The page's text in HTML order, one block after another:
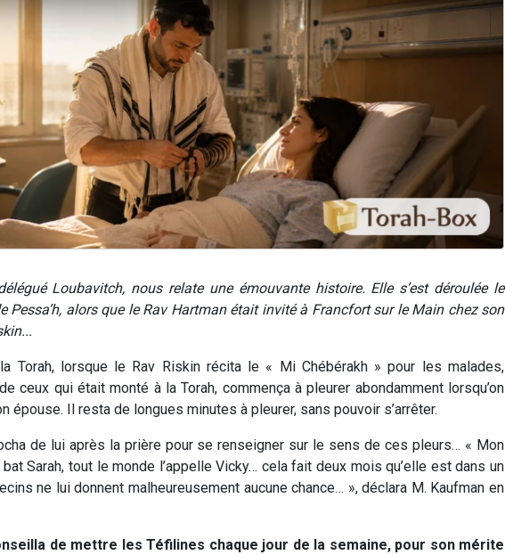
Loubavitch, nous relate une émouvante histoire. Elle s’est déroulée le
Pessa’h, alors que le Rav Hartman était invité à Francfort sur le Main chez son
Torah, lorsque le Rav Riskin récita le « Mi Chébérakh » pour les malades,
ceux qui était monté à la Torah, commença à pleurer abondamment lorsqu’on
épouse. Il resta de longues minutes à pleurer, sans pouvoir s’arrêter.
de lui après la prière pour se renseigner sur le sens de ces pleurs… « Mon
Sarah, tout le monde l’appelle Vicky… cela fait deux mois qu’elle est dans un
ne lui donnent malheureusement aucune chance… », déclara M. Kaufman en
de mettre les Téfilines chaque jour de la semaine, pour son mérite